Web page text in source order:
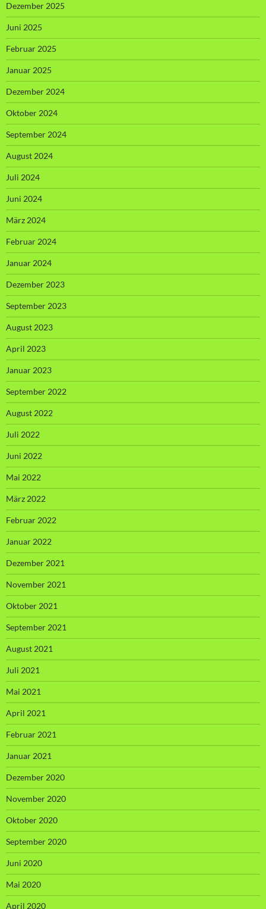
Dezember 2025
Juni 2025
Februar 2025
Januar 2025
Dezember 2024
Oktober 2024
September 2024
August 2024
Juli 2024
Juni 2024
März 2024
Februar 2024
Januar 2024
Dezember 2023
September 2023
August 2023
April 2023
Januar 2023
September 2022
August 2022
Juli 2022
Juni 2022
Mai 2022
März 2022
Februar 2022
Januar 2022
Dezember 2021
November 2021
Oktober 2021
September 2021
August 2021
Juli 2021
Mai 2021
April 2021
Februar 2021
Januar 2021
Dezember 2020
November 2020
Oktober 2020
September 2020
Juni 2020
Mai 2020
April 2020